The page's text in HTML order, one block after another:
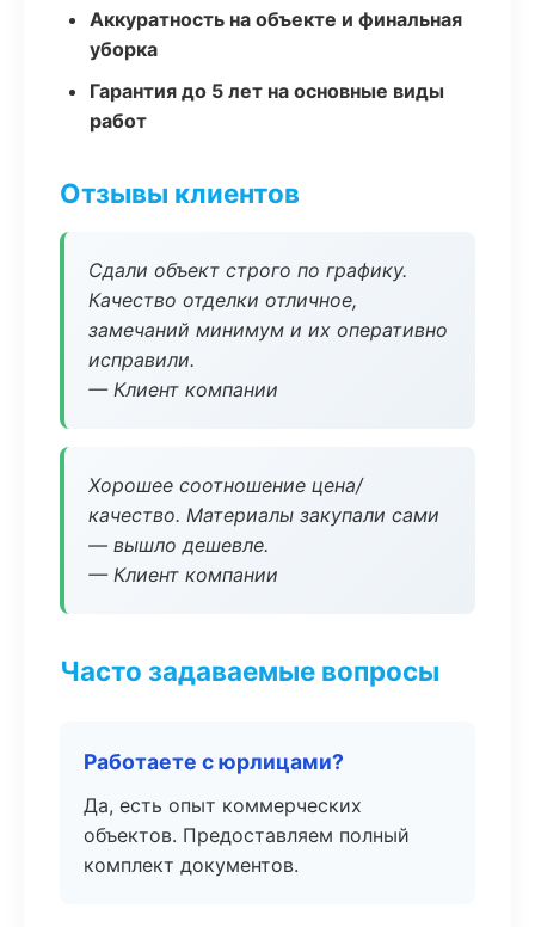
Аккуратность на объекте и финальная
уборка
Гарантия до 5 лет на основные виды
работ
Отзывы клиентов
Сдали объект строго по графику.
Качество отделки отличное,
замечаний минимум и их оперативно
исправили.
— Клиент компании
Хорошее соотношение цена/
качество. Материалы закупали сами
— вышло дешевле.
— Клиент компании
Часто задаваемые вопросы
Работаете с юрлицами?
Да, есть опыт коммерческих
объектов. Предоставляем полный
комплект документов.